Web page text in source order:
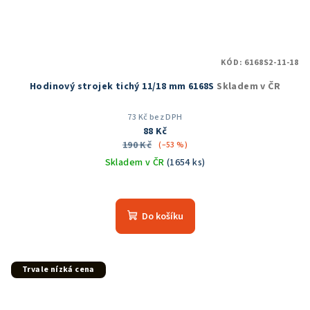
Hodinový strojek tichý 11/18 mm 6168S Skladem v ČR
73 Kč bez DPH
88 Kč
190 Kč (–53 %)
Skladem v ČR (1654 ks)
hodnocení
produktu
Do košíku
KÓD: 6168S2-11-18
Trvale nízká cena